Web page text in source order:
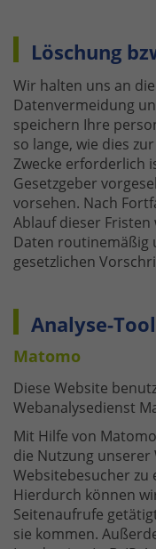
Löschung
Wir halten uns an
Datenvermeidung
speichern Ihre
so lange, wie dies
Zwecke erforderlich
Gesetzgeber
vorsehen. Nach
Ablauf dieser
Daten routinemäßig
gesetzlichen
Analyse-
Matomo
Diese Website
Webanalysedienst
Mit Hilfe von
die Nutzung
Websitebesucher zu
Hierdurch können
Seitenaufrufe
sie kommen.